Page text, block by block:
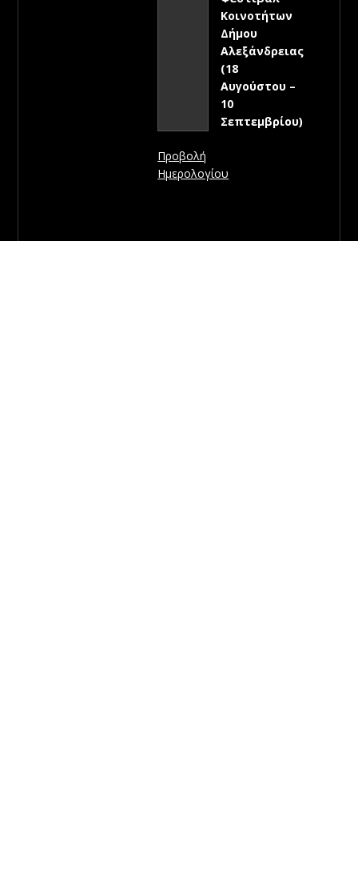
Κοινοτήτων
Δήμου
Αλεξάνδρειας
(18
Αυγούστου –
10
Σεπτεμβρίου)